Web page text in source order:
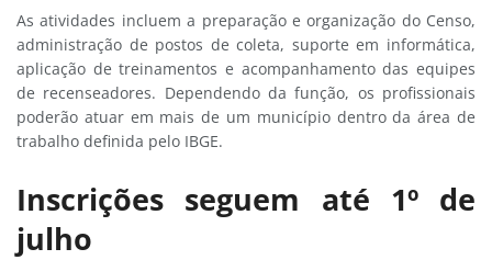
As atividades incluem a preparação e organização do Censo,
administração de postos de coleta, suporte em informática,
aplicação de treinamentos e acompanhamento das equipes
de recenseadores. Dependendo da função, os profissionais
poderão atuar em mais de um município dentro da área de
trabalho definida pelo IBGE.
Inscrições seguem até 1º de
julho